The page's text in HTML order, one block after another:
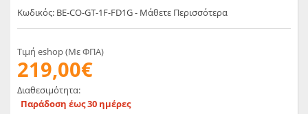
Κωδικός: BE-CO-GT-1F-FD1G - Μάθετε Περισσότερα
Τιμή eshop (Με ΦΠΑ)
219,00€
Διαθεσιμότητα:
Παράδοση έως 30 ημέρες